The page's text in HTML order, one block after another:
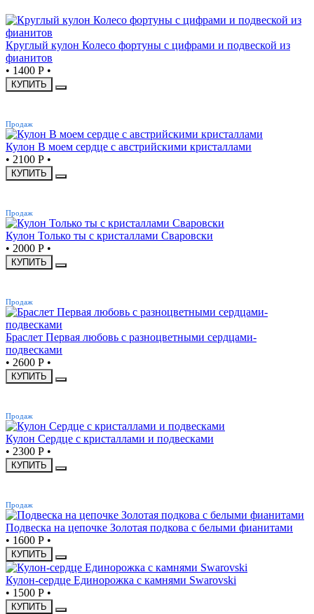
Круглый кулон Колесо фортуны с цифрами и подвеской из
фианитов
• 1400 Р •
КУПИТЬ
Продаж
Кулон В моем сердце с австрийскими кристаллами
• 2100 Р •
КУПИТЬ
Продаж
Кулон Только ты с кристаллами Сваровски
• 2000 Р •
КУПИТЬ
Продаж
Браслет Первая любовь с разноцветными сердцами-
подвесками
• 2600 Р •
КУПИТЬ
Продаж
Кулон Сердце с кристаллами и подвесками
• 2300 Р •
КУПИТЬ
Продаж
Подвеска на цепочке Золотая подкова с белыми фианитами
• 1600 Р •
КУПИТЬ
Кулон-сердце Единорожка с камнями Swarovski
• 1500 Р •
КУПИТЬ